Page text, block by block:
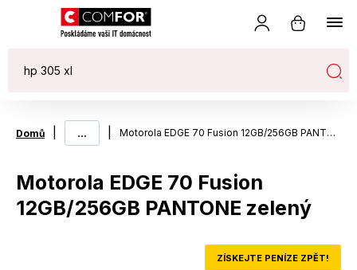
Domů ... Motorola EDGE 70 Fusion 12GB/256GB PANTONE zelený
Motorola EDGE 70 Fusion
12GB/256GB PANTONE zelený
ZÍSKEJTE PENÍZE ZPĚT!